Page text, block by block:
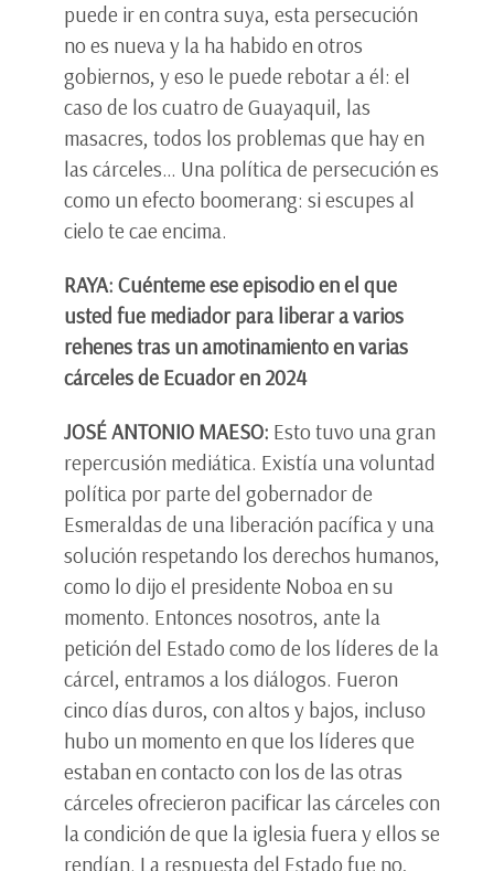
puede ir en contra suya, esta persecución
no es nueva y la ha habido en otros
gobiernos, y eso le puede rebotar a él: el
caso de los cuatro de Guayaquil, las
masacres, todos los problemas que hay en
las cárceles… Una política de persecución es
como un efecto boomerang: si escupes al
cielo te cae encima.
RAYA: Cuénteme ese episodio en el que
usted fue mediador para liberar a varios
rehenes tras un amotinamiento en varias
cárceles de Ecuador en 2024
JOSÉ ANTONIO MAESO: Esto tuvo una gran
repercusión mediática. Existía una voluntad
política por parte del gobernador de
Esmeraldas de una liberación pacífica y una
solución respetando los derechos humanos,
como lo dijo el presidente Noboa en su
momento. Entonces nosotros, ante la
petición del Estado como de los líderes de la
cárcel, entramos a los diálogos. Fueron
cinco días duros, con altos y bajos, incluso
hubo un momento en que los líderes que
estaban en contacto con los de las otras
cárceles ofrecieron pacificar las cárceles con
la condición de que la iglesia fuera y ellos se
rendían. La respuesta del Estado fue no,